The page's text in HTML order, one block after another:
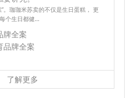
。珈珈米苏卖的不仅是生日蛋糕， 更
个生日都健…
牌全案
品牌全案
了解更多